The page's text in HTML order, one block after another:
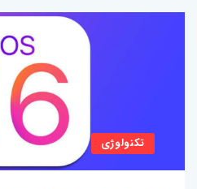
تکنولوژی